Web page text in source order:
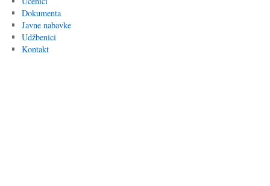
Dokumenta
Javne nabavke
Udžbenici
Kontakt